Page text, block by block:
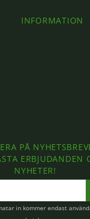
INFORMATION
PÅ
ERBJUDANDEN
NYHETER!
in kommer endast